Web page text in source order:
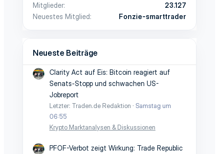
Mitglieder
23.127
Neuestes Mitglied
Fonzie-smarttrader
Neueste Beiträge
Clarity Act auf Eis: Bitcoin reagiert auf
Senats-Stopp und schwachen US-
Jobreport
Letzter: Traden.de Redaktion
Samstag um
06:55
Krypto Marktanalysen & Diskussionen
PFOF-Verbot zeigt Wirkung: Trade Republic